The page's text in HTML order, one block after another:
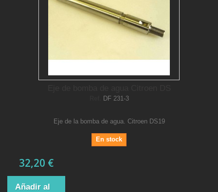
DF 231-3
Eje de la bomba de agua. Citroen DS19
En stock
32,20 €
Añadir al